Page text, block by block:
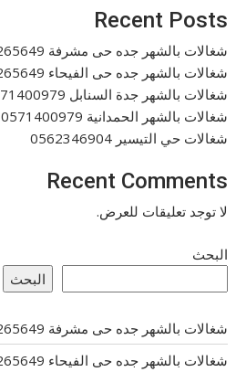
Recent Posts
شغالات بالشهر جده حى مشرفة 0577265649
شغالات بالشهر جده حى الفيحاء 0577265649
شغالات بالشهر جدة السنابل 0571400979
شغالات بالشهر الحمدانية 0571400979
شغالات حي التيسير 0562346904
Recent Comments
لا توجد تعليقات للعرض.
البحث
البحث
شغالات بالشهر جده حى مشرفة 0577265649
شغالات بالشهر جده حى الفيحاء 0577265649